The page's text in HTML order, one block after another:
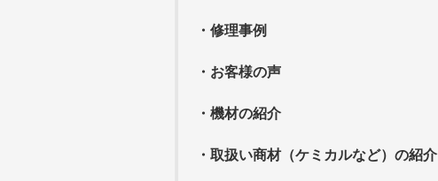
・修理事例
・お客様の声
・機材の紹介
・取扱い商材（ケミカルなど）の紹介